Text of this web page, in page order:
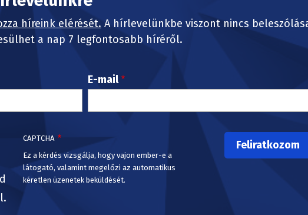
híreink elérését. A hírlevelünkbe viszont nincs
a nap 7 legfontosabb híréről.
E-mail
CAPTCHA
Ez a kérdés vizsgálja, hogy vajon ember-e a
látogató, valamint megelőzi az automatikus
kéretlen üzenetek beküldését.